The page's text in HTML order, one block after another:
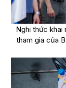
Nghi thức khai
tham gia của